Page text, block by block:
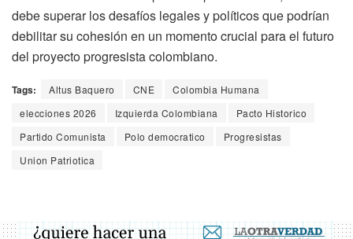
debe superar los desafíos legales y políticos que podrían
debilitar su cohesión en un momento crucial para el futuro
del proyecto progresista colombiano.
Tags: Altus Baquero CNE
Colombia Humana
elecciones 2026
Izquierda Colombiana
Pacto Historico
Partido Comunista
Polo democratico
Progresistas
Union Patriotica